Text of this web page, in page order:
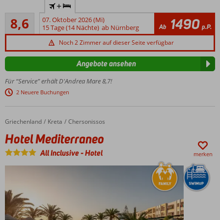
links*/
margin-
-3.1em;
{
border:
1px...
und in
der
Nähe
Trianda
Restaurant mit
Themenabenden
Vielfältiges
All Inclusive
8,6Empfohlen
667
Bewertungen
+
07. Oktober 2026 (Mi)
15 Tage (14 Nächte) ab Nürnberg Ab 1490 p.P.
Noch 2 Zimmer auf dieser Seite verfügbar
Für “Service” erhält D'Andrea Mare 8,7!
2 Neuere Buchungen
Angebote ansehen
Home
Griechenland Kreta Chersonissos
Hotel Mediterraneo
Hotel Mediterraneo
All Inclusive-Hotel merken